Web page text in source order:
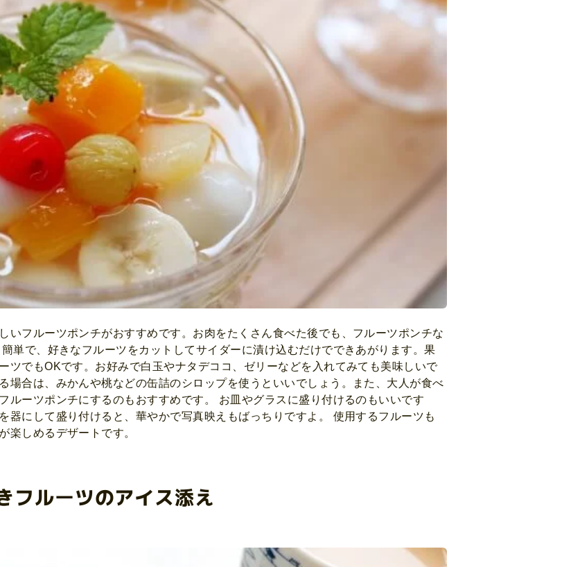
いフルーツポンチがおすすめです。お肉をたくさん食べた後でも、フルーツポンチな
単で、好きなフルーツをカットしてサイダーに漬け込むだけでできあがります。果
ツでもOKです。お好みで白玉やナタデココ、ゼリーなどを入れてみても美味しいで
場合は、みかんや桃などの缶詰のシロップを使うといいでしょう。また、大人が食べ
ルーツポンチにするのもおすすめです。 お皿やグラスに盛り付けるのもいいです
器にして盛り付けると、華やかで写真映えもばっちりですよ。 使用するフルーツも
楽しめるデザートです。
フルーツのアイス添え